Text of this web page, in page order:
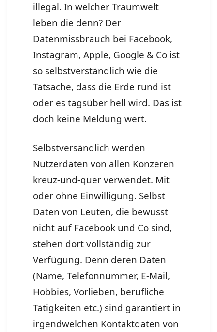
illegal. In welcher Traumwelt
leben die denn? Der
Datenmissbrauch bei Facebook,
Instagram, Apple, Google & Co ist
so selbstverständlich wie die
Tatsache, dass die Erde rund ist
oder es tagsüber hell wird. Das ist
doch keine Meldung wert.
Selbstversändlich werden
Nutzerdaten von allen Konzeren
kreuz-und-quer verwendet. Mit
oder ohne Einwilligung. Selbst
Daten von Leuten, die bewusst
nicht auf Facebook und Co sind,
stehen dort vollständig zur
Verfügung. Denn deren Daten
(Name, Telefonnummer, E-Mail,
Hobbies, Vorlieben, berufliche
Tätigkeiten etc.) sind garantiert in
irgendwelchen Kontaktdaten von